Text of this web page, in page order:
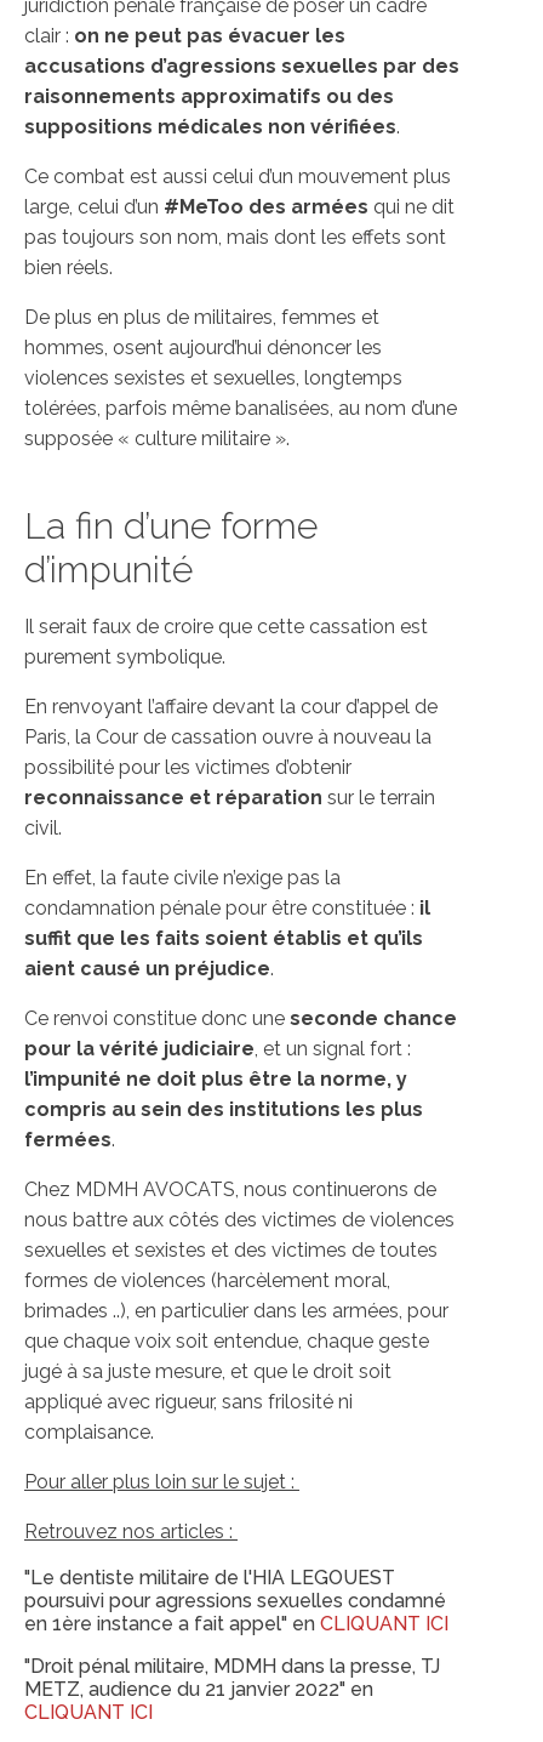
juridiction pénale française de poser un cadre
clair : on ne peut pas évacuer les
accusations d’agressions sexuelles par des
raisonnements approximatifs ou des
suppositions médicales non vérifiées.
Ce combat est aussi celui d’un mouvement plus
large, celui d’un #MeToo des armées qui ne dit
pas toujours son nom, mais dont les effets sont
bien réels.
De plus en plus de militaires, femmes et
hommes, osent aujourd’hui dénoncer les
violences sexistes et sexuelles, longtemps
tolérées, parfois même banalisées, au nom d’une
supposée « culture militaire ».
La fin d’une forme
d’impunité
Il serait faux de croire que cette cassation est
purement symbolique.
En renvoyant l’affaire devant la cour d’appel de
Paris, la Cour de cassation ouvre à nouveau la
possibilité pour les victimes d’obtenir
reconnaissance et réparation sur le terrain
civil.
En effet, la faute civile n’exige pas la
condamnation pénale pour être constituée : il
suffit que les faits soient établis et qu’ils
aient causé un préjudice.
Ce renvoi constitue donc une seconde chance
pour la vérité judiciaire , et un signal fort :
l’impunité ne doit plus être la norme, y
compris au sein des institutions les plus
fermées.
Chez MDMH AVOCATS, nous continuerons de
nous battre aux côtés des victimes de violences
sexuelles et sexistes et des victimes de toutes
formes de violences (harcèlement moral,
brimades ..), en particulier dans les armées, pour
que chaque voix soit entendue, chaque geste
jugé à sa juste mesure, et que le droit soit
appliqué avec rigueur, sans frilosité ni
complaisance.
Pour aller plus loin sur le sujet :
Retrouvez nos articles :
"Le dentiste militaire de l'HIA LEGOUEST
poursuivi pour agressions sexuelles condamné
en 1ère instance a fait appel" en CLIQUANT ICI
"Droit pénal militaire, MDMH dans la presse, TJ
METZ, audience du 21 janvier 2022" en
CLIQUANT ICI